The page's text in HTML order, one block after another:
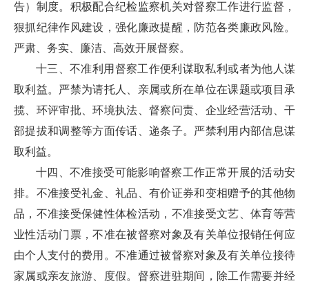
告）制度。积极配合纪检监察机关对督察工作进行监督，
狠抓纪律作风建设，强化廉政提醒，防范各类廉政风险。
严肃、务实、廉洁、高效开展督察。
十三、不准利用督察工作便利谋取私利或者为他人谋
取利益。严禁为请托人、亲属或所在单位在课题或项目承
揽、环评审批、环境执法、督察问责、企业经营活动、干
部提拔和调整等方面传话、递条子。严禁利用内部信息谋
取利益。
十四、不准接受可能影响督察工作正常开展的活动安
排。不准接受礼金、礼品、有价证券和变相赠予的其他物
品，不准接受保健性体检活动，不准接受文艺、体育等营
业性活动门票，不准在被督察对象及有关单位报销任何应
由个人支付的费用。不准通过被督察对象及有关单位接待
家属或亲友旅游、度假。督察进驻期间，除工作需要并经